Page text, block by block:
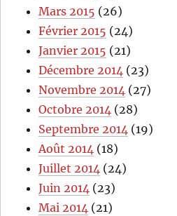
Mars 2015 (26)
Février 2015 (24)
Janvier 2015 (21)
Décembre 2014 (23)
Novembre 2014 (27)
Octobre 2014 (28)
Septembre 2014 (19)
Août 2014 (18)
Juillet 2014 (24)
Juin 2014 (23)
Mai 2014 (21)